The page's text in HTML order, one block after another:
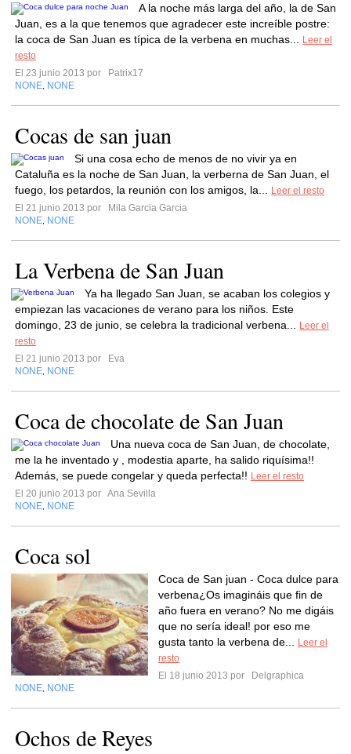
A la noche más larga del año, la de San
Juan, es a la que tenemos que agradecer este increíble postre:
la coca de San Juan es típica de la verbena en muchas...
Leer el
resto
El 23 junio 2013 por
Patrix17
NONE NONE
Cocas de san juan
Si una cosa echo de menos de no vivir ya en
Cataluña es la noche de San Juan, la verberna de San Juan, el
fuego, los petardos, la reunión con los amigos, la...
Leer el resto
El 21 junio 2013 por
Mila Garcia Garcia
NONE NONE
La Verbena de San Juan
Ya ha llegado San Juan, se acaban los colegios y
empiezan las vacaciones de verano para los niños. Este
domingo, 23 de junio, se celebra la tradicional verbena...
Leer el
resto
El 21 junio 2013 por
Eva
NONE NONE
Coca de chocolate de San Juan
Una nueva coca de San Juan, de chocolate,
me la he inventado y , modestia aparte, ha salido riquísima!!
Además, se puede congelar y queda perfecta!! Leer el resto
El 20 junio 2013 por Ana Sevilla
NONE NONE
Coca sol
Coca de San juan - Coca dulce para
verbena¿Os imagináis que fin de
año fuera en verano? No me digáis
que no sería ideal! por eso me
gusta tanto la verbena de...
Leer el
resto
El 18 junio 2013 por
Delgraphica
NONE NONE
Ochos de Reyes